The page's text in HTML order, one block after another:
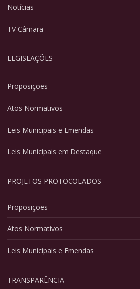
Notícias
TV Câmara
LEGISLAÇÕES
Proposições
Atos Normativos
Leis Municipais e Emendas
Leis Municipais em Destaque
PROJETOS PROTOCOLADOS
Proposições
Atos Normativos
Leis Municipais e Emendas
TRANSPARÊNCIA